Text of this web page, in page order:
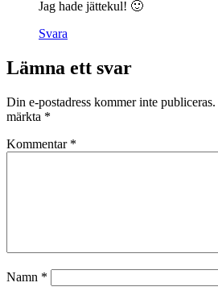
Jag hade jättekul! 🙂
Svara
Lämna ett svar
Din e-postadress kommer inte publiceras.
märkta *
Kommentar *
Namn *